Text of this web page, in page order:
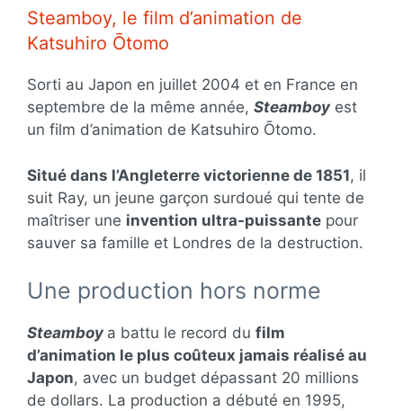
Steamboy, le film d’animation de
Katsuhiro Ōtomo
Sorti au Japon en juillet 2004 et en France en
septembre de la même année, Steamboy est
un film d’animation de Katsuhiro Ōtomo.
Situé dans l’Angleterre victorienne de 1851, il
suit Ray, un jeune garçon surdoué qui tente de
maîtriser une invention ultra-puissante pour
sauver sa famille et Londres de la destruction.
Une production hors norme
Steamboy a battu le record du film
d’animation le plus coûteux jamais réalisé au
Japon, avec un budget dépassant 20 millions
de dollars. La production a débuté en 1995,